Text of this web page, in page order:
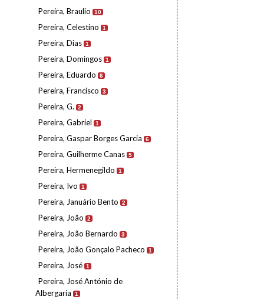
Pereira, Braulio 10
Pereira, Celestino 1
Pereira, Dias 1
Pereira, Domingos 1
Pereira, Eduardo 6
Pereira, Francisco 3
Pereira, G. 2
Pereira, Gabriel 1
Pereira, Gaspar Borges Garcia 6
Pereira, Guilherme Canas 5
Pereira, Hermenegildo 1
Pereira, Ivo 1
Pereira, Januário Bento 2
Pereira, João 2
Pereira, João Bernardo 3
Pereira, João Gonçalo Pacheco 1
Pereira, José 1
Pereira, José António de
Albergaria
1